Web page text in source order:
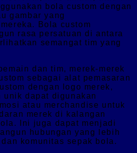
bola custom dengan
gambar yang
Bola custom
rasa persatuan di antara
semangat tim yang
dan tim, merek-merek
sebagai alat pemasaran
dengan logo merek,
dapat digunakan
atau merchandise untuk
merek di kalangan
Ini juga dapat menjadi
hubungan yang lebih
komunitas sepak bola.